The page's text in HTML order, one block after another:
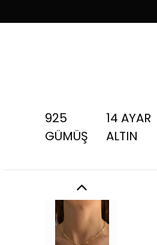
925
GÜMÜŞ
14 AYAR
ALTIN